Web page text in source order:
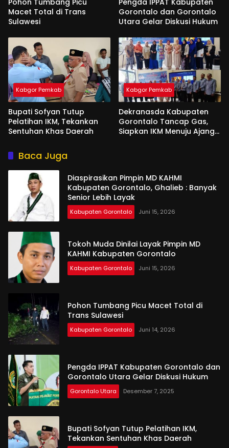
Pohon Tumbang Picu
Macet Total di Trans
Sulawesi
Pengda IPPAT Kabupaten
Gorontalo dan Gorontalo
Utara Gelar Diskusi Hukum
Kabgor Pemkab
Bupati Sofyan Tutup
Pelatihan IKM, Tekankan
Sentuhan Khas Daerah
Kabgor Pemkab
Dekranasda Kabupaten
Gorontalo Tancap Gas,
Siapkan IKM Menuju Ajang
Baca Juga
Diaspirasikan Pimpin MD KAHMI
Kabupaten Gorontalo, Ghalieb : Banyak
Senior Lebih Layak
Kabupaten Gorontalo Juni 15, 2026
Tokoh Muda Dinilai Layak Pimpin MD
KAHMI Kabupaten Gorontalo
Kabupaten Gorontalo Juni 15, 2026
Pohon Tumbang Picu Macet Total di
Trans Sulawesi
Kabupaten Gorontalo Juni 14, 2026
Pengda IPPAT Kabupaten Gorontalo dan
Gorontalo Utara Gelar Diskusi Hukum
Gorontalo Utara Desember 7, 2025
Bupati Sofyan Tutup Pelatihan IKM,
Tekankan Sentuhan Khas Daerah